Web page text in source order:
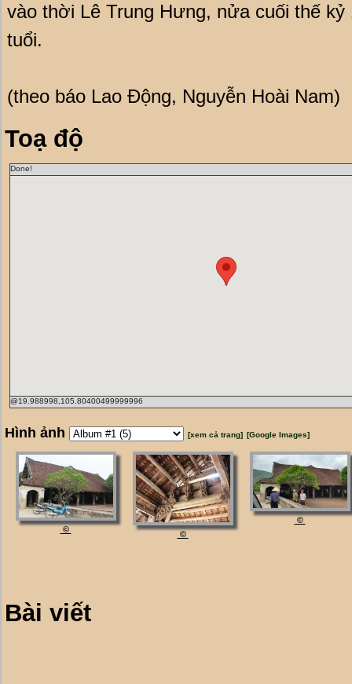
vào thời Lê Trung Hưng, nửa cuối thế
tuổi.
(theo báo Lao Động, Nguyễn Hoài Nam)
Toạ độ
Done!
@19.988998,105.80400499999996
Hình ảnh [xem cả trang] [Google Images]
© ©
©
Bài viết